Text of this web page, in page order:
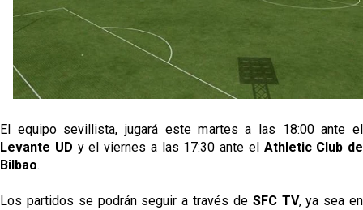
Kochorashvili, seria opción para reforzar el centro
del campo sevillista
Sow muy cerca de cerrar su traspaso al Genoa
Banquillos confirmados: así queda la cantera del
El equipo sevillista, jugará este martes a las 18:00 ante el
Levante UD y el viernes a las 17:30 ante el Athletic Club de
Bilbao.
Los partidos se podrán seguir a través de SFC TV, ya sea en